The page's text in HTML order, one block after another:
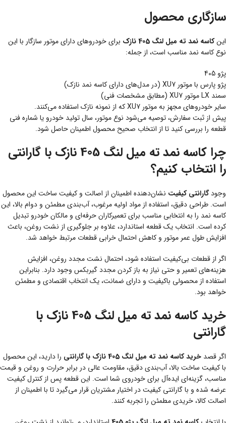
سازگاری محصول
اینکاسه نمد ته میل لنگ 405 نازک
برای خودروهای دارای موتور سازگار با این
نوع کاسه نمد مناسب است، از جمله:
پژو 405
پژو پارس با موتور XU7 (در مدل‌های دارای کاسه نمد نازک)
سمند LX موتور XU7 (مطابق مشخصات فنی)
سایر خودروهای مجهز به موتور XU7 که از نمونه نازک استفاده می‌کنند.
پیش از ثبت سفارش، توصیه می‌شود نوع موتور، سال تولید خودرو یا شماره فنی
قطعه را بررسی کنید تا از انتخاب صحیح محصول اطمینان حاصل شود.
چرا کاسه نمد ته میل لنگ 405 نازک با گارانتی
را انتخاب کنیم؟
وجودگارانتی کیفیت نشان‌دهنده اطمینان از اصالت و کیفیت ساخت این محصول
است. طراحی دقیق، استفاده از مواد اولیه مرغوب، آب‌بندی مطمئن و دوام بالا، این
کاسه نمد را به انتخابی مناسب برای تعمیرکاران حرفه‌ای و مالکان خودرو تبدیل
کرده است. انتخاب یک قطعه استاندارد، علاوه بر جلوگیری از نشت روغن، باعث
افزایش طول عمر موتور و کاهش احتمال خرابی قطعات مرتبط خواهد شد.
اگر از قطعات بی‌کیفیت استفاده شود، احتمال نشت مجدد روغن، افزایش
هزینه‌های تعمیر و حتی نیاز به باز کردن مجدد گیربکس وجود دارد. بنابراین
استفاده از محصولی باکیفیت و دارای ضمانت، یک انتخاب اقتصادی و مطمئن
خواهد بود.
خرید کاسه نمد ته میل لنگ 405 نازک با
گارانتی
اگر قصد خرید کاسه نمد ته میل لنگ 405 نازک با گارانتی
را دارید، این محصول
با کیفیت ساخت بالا، آب‌بندی دقیق، مقاومت عالی در برابر حرارت و روغن و قیمت
مناسب، گزینه‌ای ایده‌آل برای خودروی شما است. این قطعه پس از کنترل کیفیت
عرضه شده و با گارانتی کیفیت در اختیار مشتریان قرار می‌گیرد تا با اطمینان از
اصالت کالا، خریدی مطمئن را تجربه کنند.